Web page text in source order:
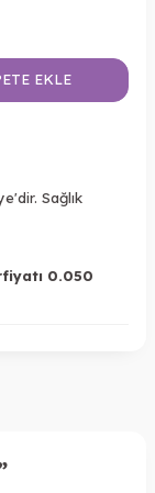
EKLE
Sağlık
0.050